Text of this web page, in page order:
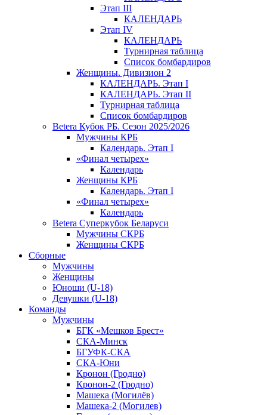
Этап III
КАЛЕНДАРЬ
Этап IV
КАЛЕНДАРЬ
Турнирная таблица
Список бомбардиров
Женщины. Дивизион 2
КАЛЕНДАРЬ. Этап I
КАЛЕНДАРЬ. Этап II
Турнирная таблица
Список бомбардиров
Betera Кубок РБ. Сезон 2025/2026
Мужчины КРБ
Календарь. Этап I
«Финал четырех»
Календарь
Женщины КРБ
Календарь. Этап I
«Финал четырех»
Календарь
Betera Суперкубок Беларуси
Мужчины СКРБ
Женщины СКРБ
Сборные
Мужчины
Женщины
Юноши (U-18)
Девушки (U-18)
Команды
Мужчины
БГК «Мешков Брест»
СКА-Минск
БГУФК-СКА
СКА-Юни
Кронон (Гродно)
Кронон-2 (Гродно)
Машека (Могилёв)
Машека-2 (Могилев)